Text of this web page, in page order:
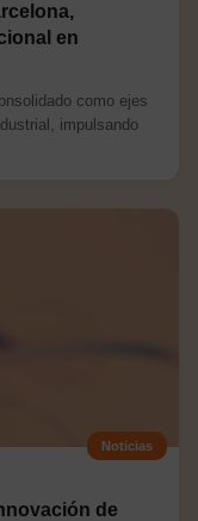
en
como ejes
impulsando
Noticias
de